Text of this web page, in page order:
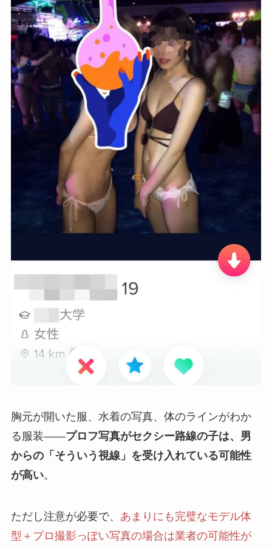
胸元が開いた服、水着の写真、体のラインがわか
る服装——プロフ写真がセクシー路線の子は、男
からの「そういう視線」を受け入れている可能性
が高い。
ただし注意が必要で、 あまりにも完璧なモデル体
型＋プロ撮影っぽい写真の場合は業者の可能性が